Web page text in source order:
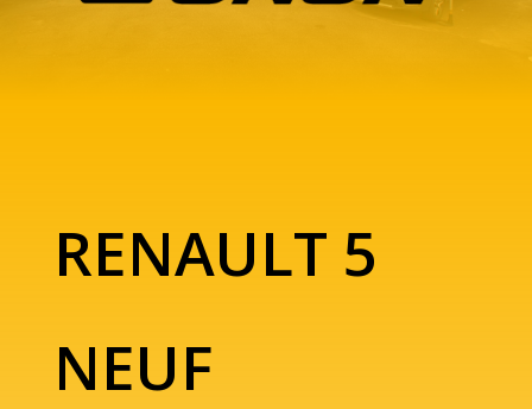
RENAULT 5
NEUF